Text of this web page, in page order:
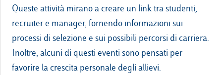
Queste attività mirano a creare un link tra studenti,
recruiter e manager, fornendo informazioni sui
processi di selezione e sui possibili percorsi di carriera.
Inoltre, alcuni di questi eventi sono pensati per
favorire la crescita personale degli allievi.